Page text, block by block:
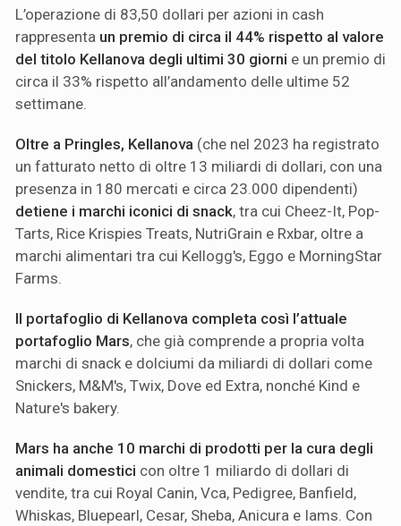
L’operazione di 83,50 dollari per azioni in cash
rappresenta un premio di circa il 44% rispetto al valore
del titolo Kellanova degli ultimi 30 giorni e un premio di
circa il 33% rispetto all’andamento delle ultime 52
settimane.
Oltre a Pringles, Kellanova (che nel 2023 ha registrato
un fatturato netto di oltre 13 miliardi di dollari, con una
presenza in 180 mercati e circa 23.000 dipendenti)
detiene i marchi iconici di snack, tra cui Cheez-It, Pop-
Tarts, Rice Krispies Treats, NutriGrain e Rxbar, oltre a
marchi alimentari tra cui Kellogg's, Eggo e MorningStar
Farms.
Il portafoglio di Kellanova completa così l’attuale
portafoglio Mars, che già comprende a propria volta
marchi di snack e dolciumi da miliardi di dollari come
Snickers, M&M's, Twix, Dove ed Extra, nonché Kind e
Nature's bakery.
Mars ha anche 10 marchi di prodotti per la cura degli
animali domestici con oltre 1 miliardo di dollari di
vendite, tra cui Royal Canin, Vca, Pedigree, Banfield,
Whiskas, Bluepearl, Cesar, Sheba, Anicura e Iams. Con